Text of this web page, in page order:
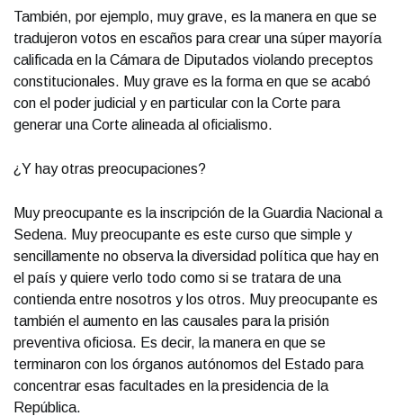
También, por ejemplo, muy grave, es la manera en que se
tradujeron votos en escaños para crear una súper mayoría
calificada en la Cámara de Diputados violando preceptos
constitucionales. Muy grave es la forma en que se acabó
con el poder judicial y en particular con la Corte para
generar una Corte alineada al oficialismo.
¿Y hay otras preocupaciones?
Muy preocupante es la inscripción de la Guardia Nacional a
Sedena. Muy preocupante es este curso que simple y
sencillamente no observa la diversidad política que hay en
el país y quiere verlo todo como si se tratara de una
contienda entre nosotros y los otros. Muy preocupante es
también el aumento en las causales para la prisión
preventiva oficiosa. Es decir, la manera en que se
terminaron con los órganos autónomos del Estado para
concentrar esas facultades en la presidencia de la
República.